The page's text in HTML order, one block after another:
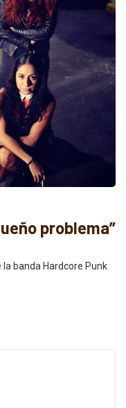
problema”
la banda Hardcore Punk